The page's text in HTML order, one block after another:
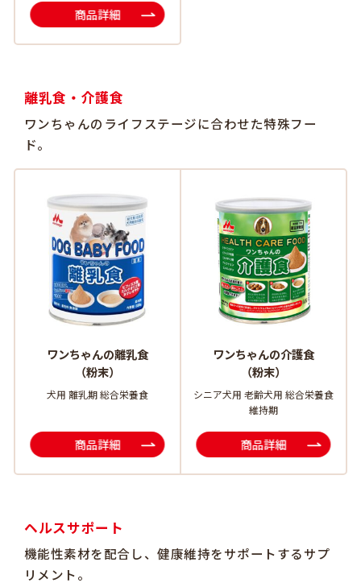
商品詳細
離乳食・介護食
ワンちゃんのライフステージに合わせた特殊フー
ド。
ワンちゃんの離乳食
（粉末）
犬用 離乳期 総合栄養食
商品詳細
ワンちゃんの介護食
（粉末）
シニア犬用 老齢犬用 総合栄養食
維持期
商品詳細
ヘルスサポート
機能性素材を配合し、健康維持をサポートするサプ
リメント。